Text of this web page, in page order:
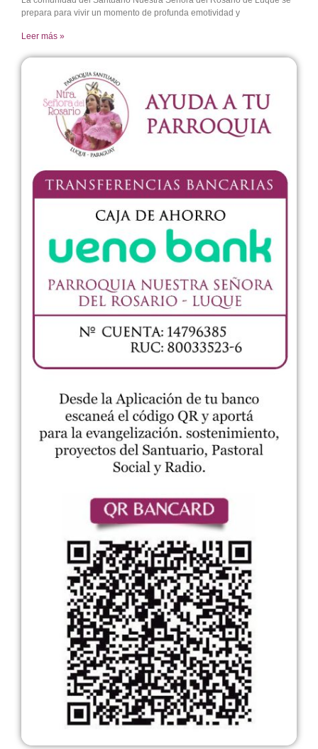
prepara para vivir un momento de profunda emotividad y
Leer más »